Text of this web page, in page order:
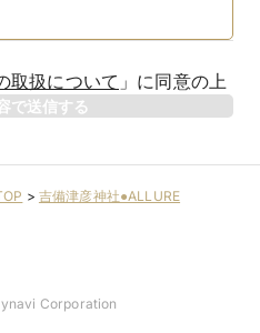
取扱について 」 に同意の上
で送信する
> 吉備津彦神社●ALLURE
Corporation